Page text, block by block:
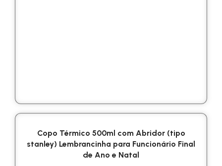
Copo Térmico 500ml com Abridor (tipo
stanley) Lembrancinha para Funcionário Final
de Ano e Natal